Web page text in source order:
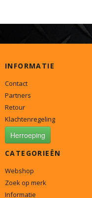
INFORMATIE
Contact
Partners
Retour
Klachtenregeling
Herroeping
CATEGORIEËN
Webshop
Zoek op merk
Informatie